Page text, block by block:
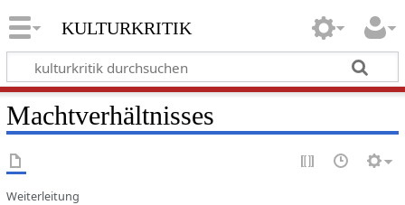
kulturkritik
Machtverhältnisses
Weiterleitung